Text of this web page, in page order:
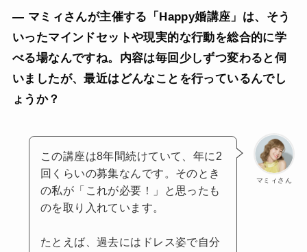
— マミィさんが主催する「Happy婚講座」は、そう
いったマインドセットや現実的な行動を総合的に学
べる場なんですね。内容は毎回少しずつ変わると伺
いましたが、最近はどんなことを行っているんでし
ょうか？
マミィさん
この講座は8年間続けていて、年に2
回くらいの募集なんです。そのとき
の私が「これが必要！」と思ったも
のを取り入れています。
たとえば、過去にはドレス姿で自分